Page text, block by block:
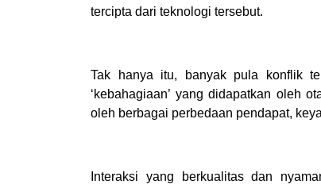
tercipta dari teknologi tersebut.
Tak hanya itu, banyak pula konflik
‘kebahagiaan’ yang didapatkan oleh
oleh berbagai perbedaan pendapat,
Interaksi yang berkualitas dan